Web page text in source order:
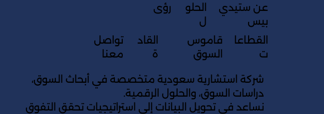
رؤى
الحلو
ل
عن ستيدي
بيس
تواصل
معنا
القاد
ة
قاموس
السوق
القطاعا
ت
شركة استشارية سعودية متخصصة في أبحاث السوق،
دراسات السوق، والحلول الرقمية.
نساعد في تحويل البيانات إلى استراتيجيات تحقق التفوق